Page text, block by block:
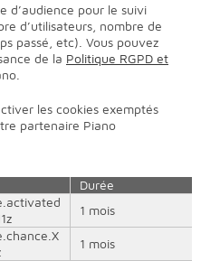
d’audience pour le suivi
d’utilisateurs, nombre de
passé, etc). Vous pouvez
de la Politique RGPD et
les cookies exemptés
partenaire Piano
Durée
1 mois
1 mois